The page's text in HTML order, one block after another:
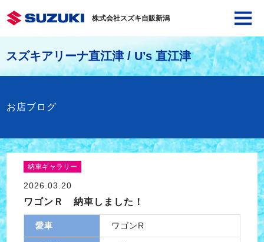
株式会社スズキ自販新潟
スズキアリーナ直江津 / U’s 直江津
お店ブログ
納車ギャラリー
2026.03.20
ワゴンＲ 納車しました！
愛車 ワゴンR